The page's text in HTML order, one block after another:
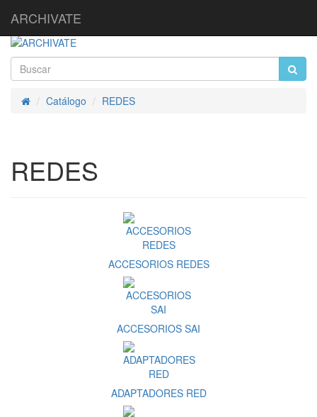
ARCHIVATE
InicioCatálogo REDES
REDES
ACCESORIOS REDES
ACCESORIOS SAI
ADAPTADORES RED